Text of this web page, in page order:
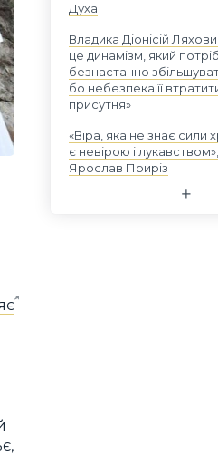
Духа
Владика Діонісій
це динамізм, який
безнастанно
бо небезпека її
присутня»
«Віра, яка не знає сили
є невірою і
Ярослав Приріз